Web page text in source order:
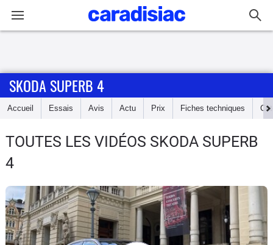
Accueil
Essais
d'achat
Electriques
SKODA SUPERB 4
Accueil Essais Avis Actu Prix Fiches techniques
TOUTES LES VIDÉOS SKODA SUPERB
4